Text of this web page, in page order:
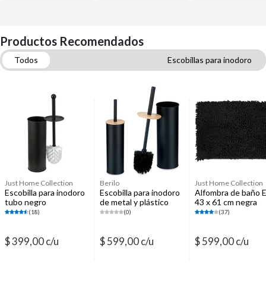
Productos Recomendados
Todos
Escobillas para inodoro
Alfombras de baño y antideslizantes
Perchas
Accesorios de mesa para baño
Espejos
Just Home Collection
Escobilla para inodoro
tubo negro
(18)
$ 399,00 c/u
Berilo
Escobilla para inodoro
de metal y plástico
negro (0)
$ 599,00 c/u
Just Home Collection
Alfombra de baño
43 x 61 cm negra
(37)
$ 599,00 c/u